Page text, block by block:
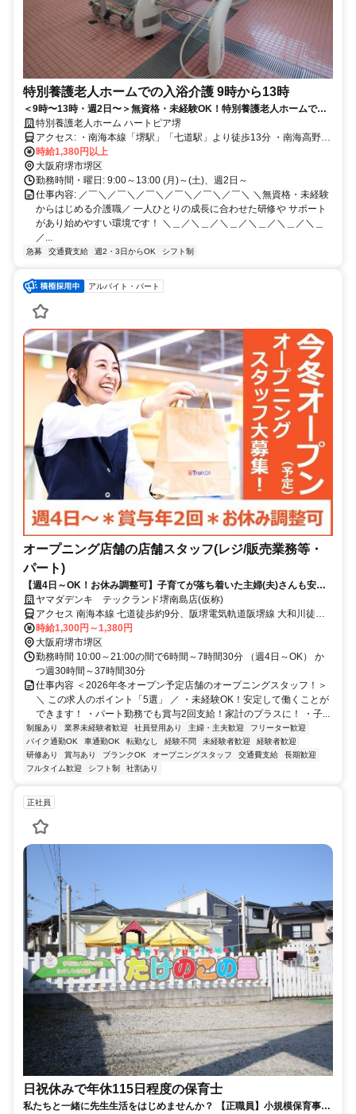
特別養護老人ホームでの入浴介護 9時から13時
＜9時〜13時・週2日〜＞無資格・未経験OK！特別養護老人ホームでの
入浴介助専門の介護職／WワークOK
特別養護老人ホーム ハートピア堺
アクセス: ・南海本線「堺駅」「七道駅」より徒歩13分 ・南海高野線
「堺東駅」より南海バス「海山通」下車徒歩3分 ※車通勤OK（スタ
ッフ専用無料駐車場あり）
時給1,380円以上
大阪府堺市堺区
勤務時間・曜日: 9:00～13:00 (月)～(土)、週2日～
仕事内容: ／￣＼／￣＼／￣＼／￣＼／￣＼／￣＼ ＼無資格・未経験
からはじめる介護職／ 一人ひとりの成長に合わせた研修や サポート
があり始めやすい環境です！ ＼＿／＼＿／＼＿／＼＿／＼＿／＼＿
／...
急募 交通費支給 週2・3日からOK シフト制
アルバイト・パート
オープニング店舗の店舗スタッフ(レジ/販売業務等・
パート)
【週4日～OK！お休み調整可】子育てが落ち着いた主婦(夫)さんも安
心！社割で家電をお得にGET！
ヤマダデンキ テックランド堺南島店(仮称)
アクセス 南海本線 七道徒歩約9分、阪堺電気軌道阪堺線 大和川徒歩
約12分、OsakaMetro四つ橋線 住之江公園4番口徒歩約24分 ※「七道
駅」より徒歩10分程度
時給1,300円～1,380円
大阪府堺市堺区
勤務時間 10:00～21:00の間で6時間～7時間30分 （週4日～OK） か
つ週30時間～37時間30分
仕事内容 ＜2026年冬オープン予定店舗のオープニングスタッフ！＞
＼ この求人のポイント「5選」 ／ ・未経験OK！安定して働くことが
できます！ ・パート勤務でも賞与2回支給！家計のプラスに！ ・子...
制服あり 業界未経験者歓迎 社員登用あり 主婦・主夫歓迎
フリーター歓迎
バイク通勤OK
車通勤OK 転勤なし 経験不問 未経験者歓迎
経験者歓迎
研修あり
賞与あり ブランクOK オープニングスタッフ 交通費支給
長期歓迎
フルタイム歓迎
シフト制 社割あり
正社員
日祝休みで年休115日程度の保育士
私たちと一緒に先生生活をはじめませんか？ 【正職員】小規模保育事業